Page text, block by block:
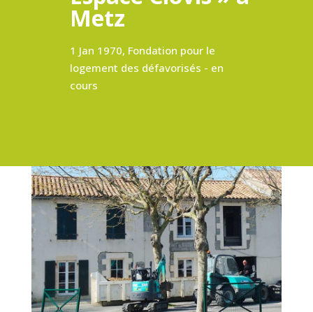
Metz
1 Jan 1970, Fondation pour le
logement des défavorisés - en
cours